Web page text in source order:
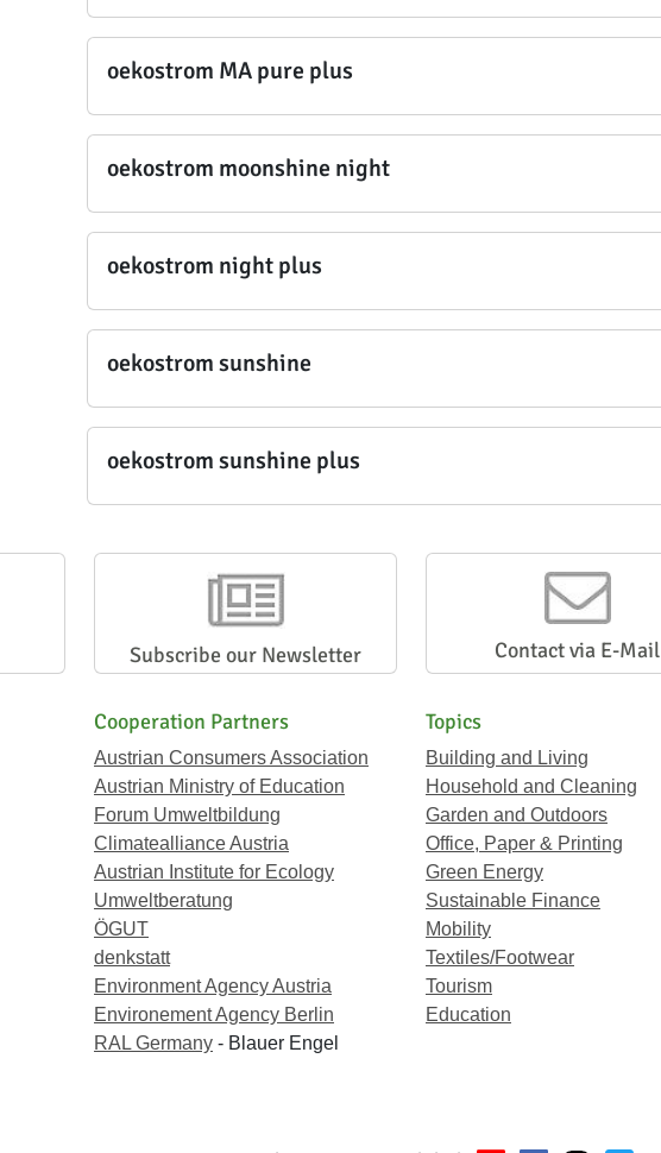
oekostrom MA pure plus
oekostrom moonshine night
oekostrom night plus
oekostrom sunshine
oekostrom sunshine plus
Subscribe our Newsletter Contact via E-Mail
Cooperation Partners
Austrian Consumers Association
Austrian Ministry of Education
Forum Umweltbildung
Climatealliance Austria
Austrian Institute for Ecology
Umweltberatung
ÖGUT
denkstatt
Environment Agency Austria
Environement Agency Berlin
RAL Germany - Blauer Engel
Topics
Building and Living
Household and Cleaning
Garden and Outdoors
Office, Paper & Printing
Green Energy
Sustainable Finance
Mobility
Textiles/Footwear
Tourism
Education